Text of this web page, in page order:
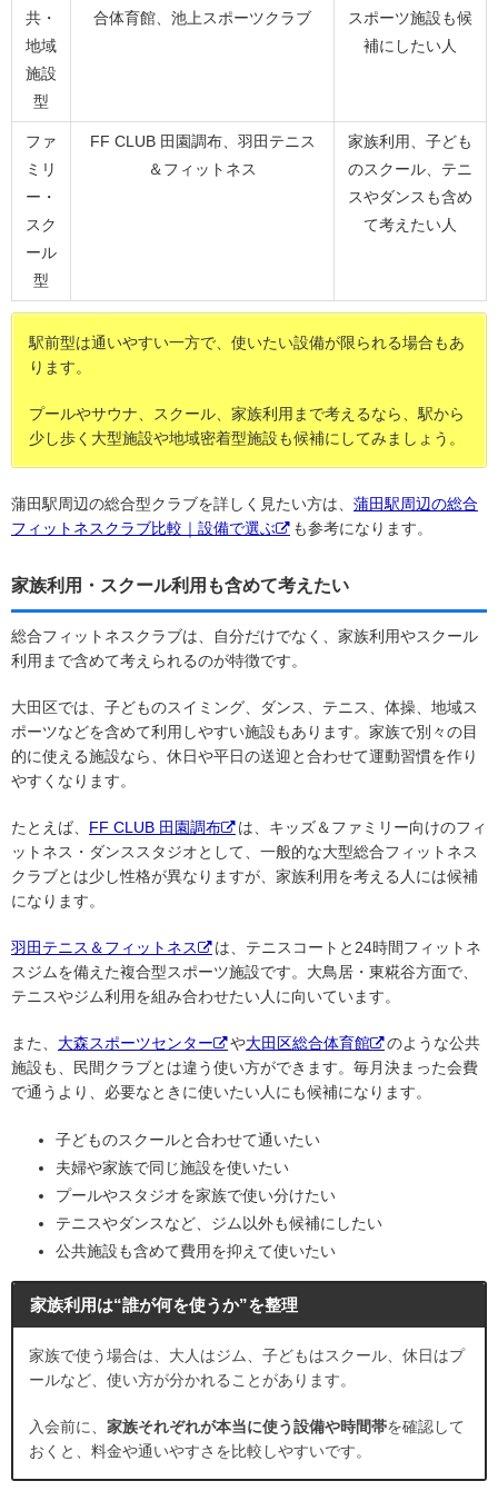
共・
地域
施設
型
合体育館、池上スポーツクラブ
スポーツ施設も候
補にしたい人
ファ
ミリ
ー・
スク
ール
型
FF CLUB 田園調布、羽田テニス
＆フィットネス
家族利用、子ども
のスクール、テニ
スやダンスも含め
て考えたい人
駅前型は通いやすい一方で、使いたい設備が限られる場合もあ
ります。
プールやサウナ、スクール、家族利用まで考えるなら、駅から
少し歩く大型施設や地域密着型施設も候補にしてみましょう。
蒲田駅周辺の総合型クラブを詳しく見たい方は、 蒲田駅周辺の総合
フィットネスクラブ比較｜設備で選ぶ
も参考になります。
家族利用・スクール利用も含めて考えたい
総合フィットネスクラブは、自分だけでなく、家族利用やスクール
利用まで含めて考えられるのが特徴です。
大田区では、子どものスイミング、ダンス、テニス、体操、地域ス
ポーツなどを含めて利用しやすい施設もあります。家族で別々の目
的に使える施設なら、休日や平日の送迎と合わせて運動習慣を作り
やすくなります。
たとえば、 FF CLUB 田園調布
は、キッズ＆ファミリー向けのフィ
ットネス・ダンススタジオとして、一般的な大型総合フィットネス
クラブとは少し性格が異なりますが、家族利用を考える人には候補
になります。
羽田テニス＆フィットネス
は、テニスコートと24時間フィットネ
スジムを備えた複合型スポーツ施設です。大鳥居・東糀谷方面で、
テニスやジム利用を組み合わせたい人に向いています。
また、 大森スポーツセンター や大田区総合体育館
のような公共
施設も、民間クラブとは違う使い方ができます。毎月決まった会費
で通うより、必要なときに使いたい人にも候補になります。
子どものスクールと合わせて通いたい
夫婦や家族で同じ施設を使いたい
プールやスタジオを家族で使い分けたい
テニスやダンスなど、ジム以外も候補にしたい
公共施設も含めて費用を抑えて使いたい
家族利用は“誰が何を使うか”を整理
家族で使う場合は、大人はジム、子どもはスクール、休日はプ
ールなど、使い方が分かれることがあります。
入会前に、 家族それぞれが本当に使う設備や時間帯を確認して
おくと、料金や通いやすさを比較しやすいです。